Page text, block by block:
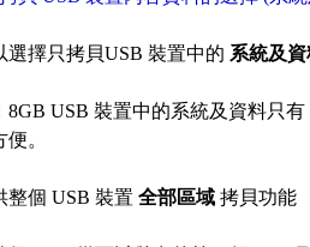
選擇只拷貝USB 裝置中的 系統及
8GB USB 裝置中的系統及資料只
便。
整個 USB 裝置 全部區域 拷貝功能